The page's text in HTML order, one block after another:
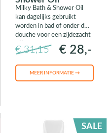
Milky Bath & Shower Oil
kan dagelijks gebruikt
worden in bad of onder de
douche voor een zijdezacht
€ 31,15 € 28,-
MEER INFORMATIE →
SALE